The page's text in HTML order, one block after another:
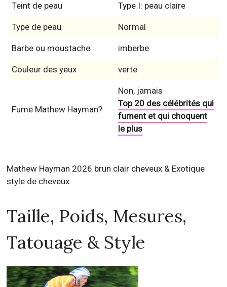
Teint de peau Type I: peau claire
Type de peau Normal
Barbe ou moustache imberbe
Couleur des yeux verte
Fume Mathew Hayman?
Non, jamais
Top 20 des célébrités qui
fument et qui choquent
le plus
Mathew Hayman 2026 brun clair cheveux & Exotique
style de cheveux.
Taille, Poids, Mesures,
Tatouage & Style